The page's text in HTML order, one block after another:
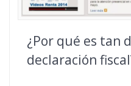
¿Por qué es tan
declaración